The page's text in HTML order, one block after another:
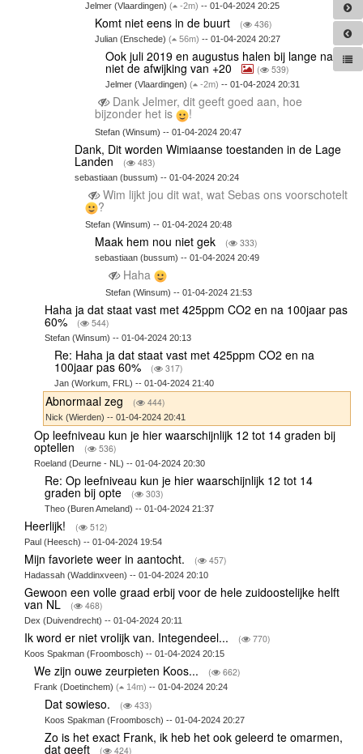
Jelmer (Vlaardingen) ( -2m) -- 01-04-2024 20:25
Komt niet eens in de buurt ( 436)
Julian (Enschede)( 56m) -- 01-04-2024 20:27
Ook juli 2019 en augustus halen bij lange na
niet de afwijking van +20 ( 539)
Jelmer (Vlaardingen) ( -2m) -- 01-04-2024 20:31
Dank Jelmer, dit geeft goed aan, hoe
bijzonder het is !
Stefan (Winsum) -- 01-04-2024 20:47
Dank, Dit worden Wimiaanse toestanden in de Lage
Landen ( 483)
sebastiaan (bussum) -- 01-04-2024 20:24
Wim lijkt jou dit wat, wat Sebas ons voorschotelt
?
Stefan (Winsum) -- 01-04-2024 20:48
Maak hem nou niet gek ( 333)
sebastiaan (bussum) -- 01-04-2024 20:49
Haha
Stefan (Winsum) -- 01-04-2024 21:53
Haha ja dat staat vast met 425ppm CO2 en na 100jaar pas
60% ( 544)
Stefan (Winsum) -- 01-04-2024 20:13
Re: Haha ja dat staat vast met 425ppm CO2 en na
100jaar pas 60% ( 317)
Jan (Workum, FRL) -- 01-04-2024 21:40
Abnormaal zeg ( 444)
Nick (Wierden) -- 01-04-2024 20:41
Op leefniveau kun je hier waarschijnlijk 12 tot 14 graden bij
optellen ( 536)
Roeland (Deurne - NL) -- 01-04-2024 20:30
Re: Op leefniveau kun je hier waarschijnlijk 12 tot 14
graden bij opte ( 303)
Theo (Buren Ameland) -- 01-04-2024 21:37
Heerlijk! ( 512)
Paul (Heesch) -- 01-04-2024 19:54
Mijn favoriete weer in aantocht. ( 457)
Hadassah (Waddinxveen) -- 01-04-2024 20:10
Gewoon een volle graad erbij voor de hele zuidoostelijke helft
van NL ( 468)
Dex (Duivendrecht) -- 01-04-2024 20:11
Ik word er niet vrolijk van. Integendeel... ( 770)
Koos Spakman (Froombosch) -- 01-04-2024 20:15
We zijn ouwe zeurpieten Koos... ( 662)
Frank (Doetinchem)( 14m) -- 01-04-2024 20:24
Dat sowieso. ( 433)
Koos Spakman (Froombosch) -- 01-04-2024 20:27
Zo is het exact Frank, ik heb het ook geleerd te omarmen,
dat geeft ( 424)